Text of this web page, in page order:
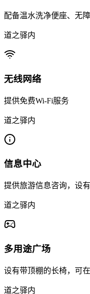
配备温水洗净便座、无
道之驿内
无线网络
提供免费Wi-Fi服务
道之驿内
信息中心
提供旅游信息咨询，设
道之驿内
多用途广场
设有带顶棚的长椅，可
道之驿内